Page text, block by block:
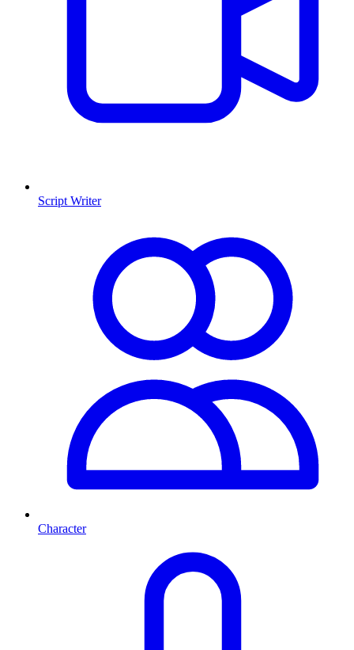
Script Writer
Character